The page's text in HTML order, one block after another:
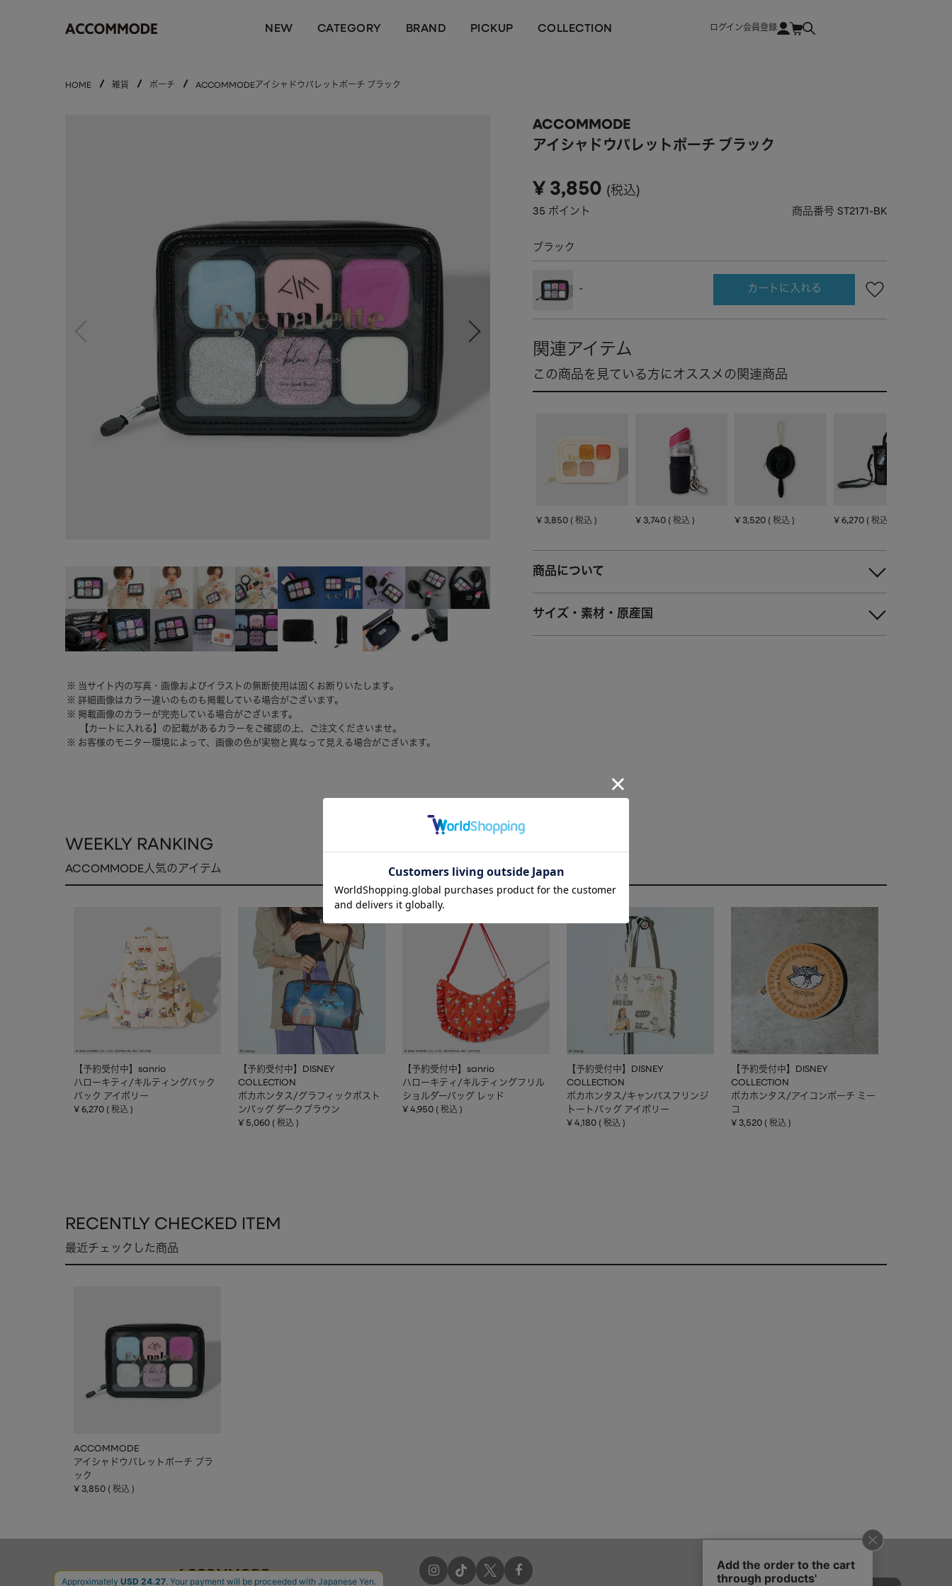
NEW CATEGORY BRAND PICKUP COLLECTION ログイン会員登録
HOME 雑貨 ポーチ ACCOMMODEアイシャドウパレットポーチ ブラック
ACCOMMODE
アイシャドウパレットポーチ ブラック
¥ 3,850 税込
35 ポイント 商品番号 ST2171-BK
ブラック
- カートに入れる
¥ 3,850 税込 ¥ 3,740 税込 ¥ 3,520 税込 ¥ 6,270 税込
商品について
サイズ・素材・原産国
当サイト内の写真・画像およびイラストの無断使用は固くお断りいたします。
詳細画像はカラー違いのものも掲載している場合がございます。
掲載画像のカラーが完売している場合がございます。
【カートに入れる】の記載があるカラーをご確認の上、ご注文くださいませ。
お客様のモニター環境によって、画像の色が実物と異なって見える場合がございます。
WEEKLY RANKING
ACCOMMODE人気のアイテム
【予約受付中】sanrio
ハローキティ/キルティングバック
パック アイボリー
¥ 6,270 税込
【予約受付中】DISNEY
COLLECTION
ポカホンタス/グラフィックボスト
ンバッグ ダークブラウン
¥ 5,060 税込
【予約受付中】sanrio
ハローキティ/キルティングフリル
ショルダーバッグ レッド
¥ 4,950 税込
【予約受付中】DISNEY
COLLECTION
ポカホンタス/キャンバスフリンジ
トートバッグ アイボリー
¥ 4,180 税込
【予約受付中】DISNEY
COLLECTION
ポカホンタス/アイコンポーチ ミー
コ
¥ 3,520 税込
RECENTLY CHECKED ITEM
最近チェックした商品
ACCOMMODE
アイシャドウパレットポーチ ブラ
ック
¥ 3,850 税込